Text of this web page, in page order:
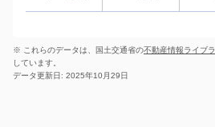
※ これらのデータは、国土交通省の不動産情報ライブ
しています。
データ更新日: 2025年10月29日